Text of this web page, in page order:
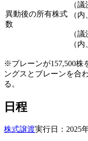
異動後の所有株式
数
（
（
（
（
※ブレーンが157,500株
ングスとブレーンを合
る。
日程
株式譲渡実行日：2025